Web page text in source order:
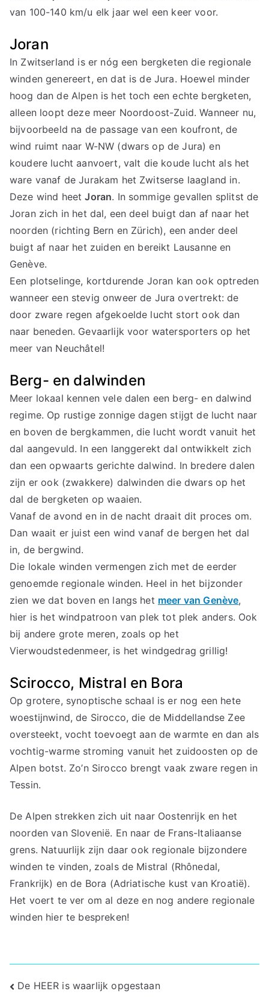
van 100-140 km/u elk jaar wel een keer voor.
Joran
In Zwitserland is er nóg een bergketen die regionale
winden genereert, en dat is de Jura. Hoewel minder
hoog dan de Alpen is het toch een echte bergketen,
alleen loopt deze meer Noordoost-Zuid. Wanneer nu,
bijvoorbeeld na de passage van een koufront, de
wind ruimt naar W-NW (dwars op de Jura) en
koudere lucht aanvoert, valt die koude lucht als het
ware vanaf de Jurakam het Zwitserse laagland in.
Deze wind heetJoran. In sommige gevallen splitst de
Joran zich in het dal, een deel buigt dan af naar het
noorden (richting Bern en Zürich), een ander deel
buigt af naar het zuiden en bereikt Lausanne en
Genève.
Een plotselinge, kortdurende Joran kan ook optreden
wanneer een stevig onweer de Jura overtrekt: de
door zware regen afgekoelde lucht stort ook dan
naar beneden. Gevaarlijk voor watersporters op het
meer van Neuchâtel!
Berg- en dalwinden
Meer lokaal kennen vele dalen een berg- en dalwind
regime. Op rustige zonnige dagen stijgt de lucht naar
en boven de bergkammen, die lucht wordt vanuit het
dal aangevuld. In een langgerekt dal ontwikkelt zich
dan een opwaarts gerichte dalwind. In bredere dalen
zijn er ook (zwakkere) dalwinden die dwars op het
dal de bergketen op waaien.
Vanaf de avond en in de nacht draait dit proces om.
Dan waait er juist een wind vanaf de bergen het dal
in, de bergwind.
Die lokale winden vermengen zich met de eerder
genoemde regionale winden. Heel in het bijzonder
zien we dat boven en langs het meer van Genève,
hier is het windpatroon van plek tot plek anders. Ook
bij andere grote meren, zoals op het
Vierwoudstedenmeer, is het windgedrag grillig!
Scirocco, Mistral en Bora
Op grotere, synoptische schaal is er nog een hete
woestijnwind, de Sirocco, die de Middellandse Zee
oversteekt, vocht toevoegt aan de warmte en dan als
vochtig-warme stroming vanuit het zuidoosten op de
Alpen botst. Zo’n Sirocco brengt vaak zware regen in
Tessin.
De Alpen strekken zich uit naar Oostenrijk en het
noorden van Slovenië. En naar de Frans-Italiaanse
grens. Natuurlijk zijn daar ook regionale bijzondere
winden te vinden, zoals de Mistral (Rhônedal,
Frankrijk) en de Bora (Adriatische kust van Kroatië).
Het voert te ver om al deze en nog andere regionale
winden hier te bespreken!
Bericht
De HEER is waarlijk opgestaan